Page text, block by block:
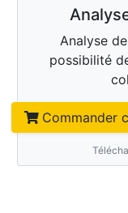
Analyse
possibilité
Commander